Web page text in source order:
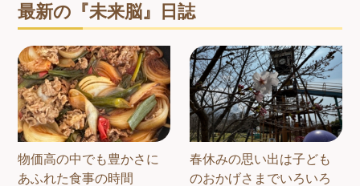
最新の『未来脳』日誌
物価高の中でも豊かさに
あふれた食事の時間
春休みの思い出は子ども
のおかげさまでいろいろ